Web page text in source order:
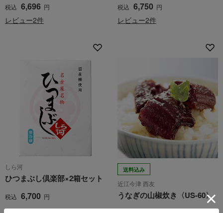
税込 6,696 円
レビュー2件
税込 6,750 円
レビュー2件
しら河
ひつまぶし倶楽部×2箱セット
税込 6,700 円
送料込み
近江今津 西友
うなぎの山椒炊き〈US-60〉